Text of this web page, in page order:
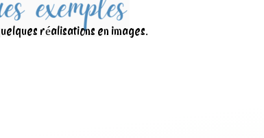
réalisations en images.